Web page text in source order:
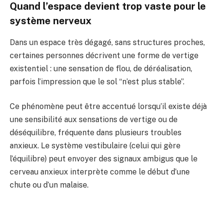
Quand l’espace devient trop vaste pour le
système nerveux
Dans un espace très dégagé, sans structures proches,
certaines personnes décrivent une forme de vertige
existentiel : une sensation de flou, de déréalisation,
parfois l’impression que le sol “n’est plus stable”.
Ce phénomène peut être accentué lorsqu’il existe déjà
une sensibilité aux sensations de vertige ou de
déséquilibre, fréquente dans plusieurs troubles
anxieux. Le système vestibulaire (celui qui gère
l’équilibre) peut envoyer des signaux ambigus que le
cerveau anxieux interprète comme le début d’une
chute ou d’un malaise.